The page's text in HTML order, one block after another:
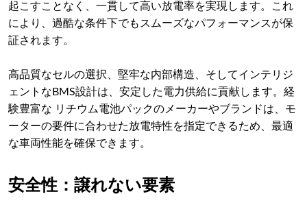
起こすことなく、一貫して高い放電率を実現します。これ
により、過酷な条件下でもスムーズなパフォーマンスが保
証されます。
高品質なセルの選択、堅牢な内部構造、そしてインテリジ
ェントなBMS設計は、安定した電力供給に貢献します。経
験豊富な リチウム電池パックのメーカーやブランドは、モ
ーターの要件に合わせた放電特性を指定できるため、最適
な車両性能を確保できます。
安全性：譲れない要素